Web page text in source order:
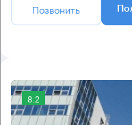
Позвонить
8.2